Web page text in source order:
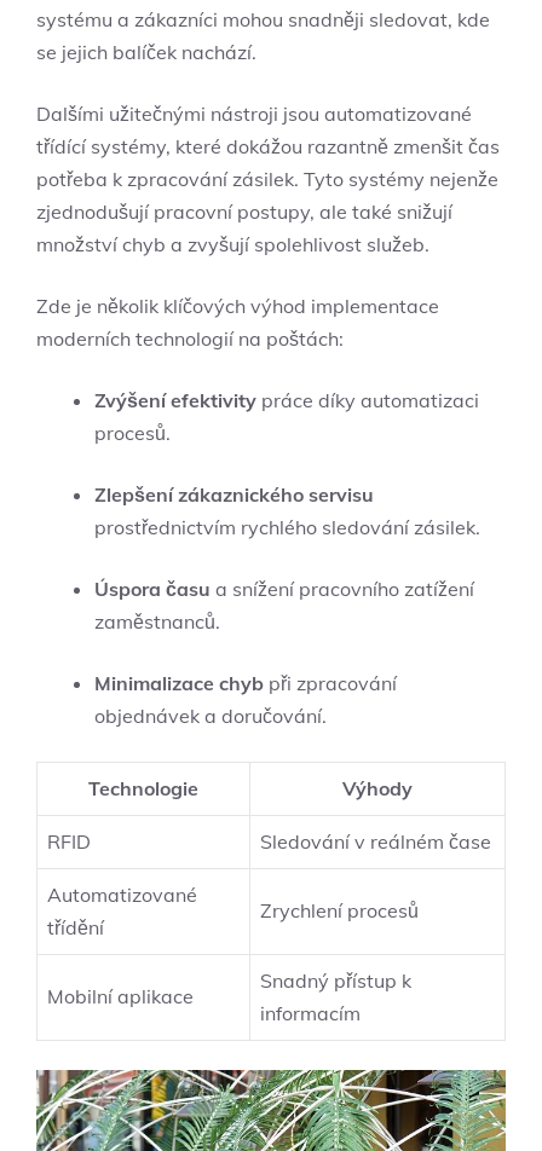
systému a zákazníci mohou snadněji sledovat, kde
se jejich balíček nachází.
Dalšími užitečnými nástroji jsou automatizované
třídící systémy, které dokážou razantně zmenšit čas
potřeba k zpracování zásilek. Tyto systémy nejenže
zjednodušují pracovní postupy, ale také snižují
množství chyb a zvyšují spolehlivost služeb.
Zde je několik klíčových výhod implementace
moderních technologií na poštách:
Zvýšení efektivity práce díky automatizaci
procesů.
Zlepšení zákaznického servisu
prostřednictvím rychlého sledování zásilek.
Úspora času a snížení pracovního zatížení
zaměstnanců.
Minimalizace chyb při zpracování
objednávek a doručování.
Technologie Výhody
RFID Sledování v reálném čase
Automatizované
třídění
Zrychlení procesů
Mobilní aplikace
Snadný přístup k
informacím